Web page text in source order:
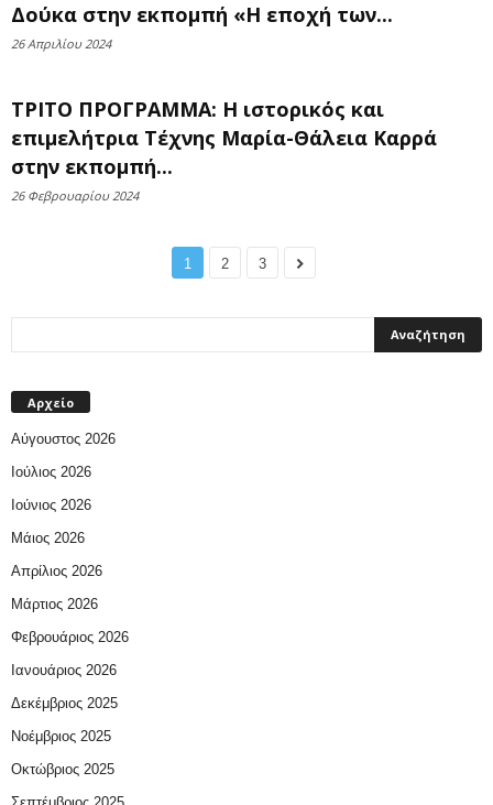
Δούκα στην εκπομπή «Η εποχή των...
26 Απριλίου 2024
ΤΡΙΤΟ ΠΡΟΓΡΑΜΜΑ: Η ιστορικός και
επιμελήτρια Τέχνης Μαρία-Θάλεια Καρρά
στην εκπομπή...
26 Φεβρουαρίου 2024
1 2 3
Αρχείο
Αύγουστος 2026
Ιούλιος 2026
Ιούνιος 2026
Μάιος 2026
Απρίλιος 2026
Μάρτιος 2026
Φεβρουάριος 2026
Ιανουάριος 2026
Δεκέμβριος 2025
Νοέμβριος 2025
Οκτώβριος 2025